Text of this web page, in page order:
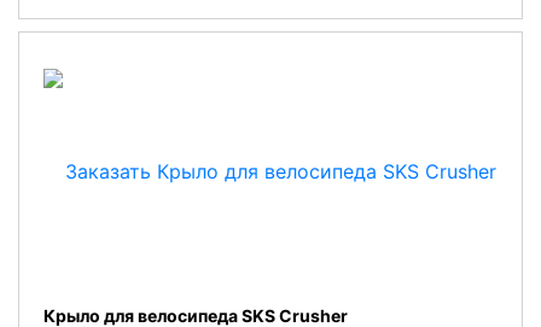
Крыло для велосипеда SKS Crossboard
Крыло для велосипеда SKS Crusher